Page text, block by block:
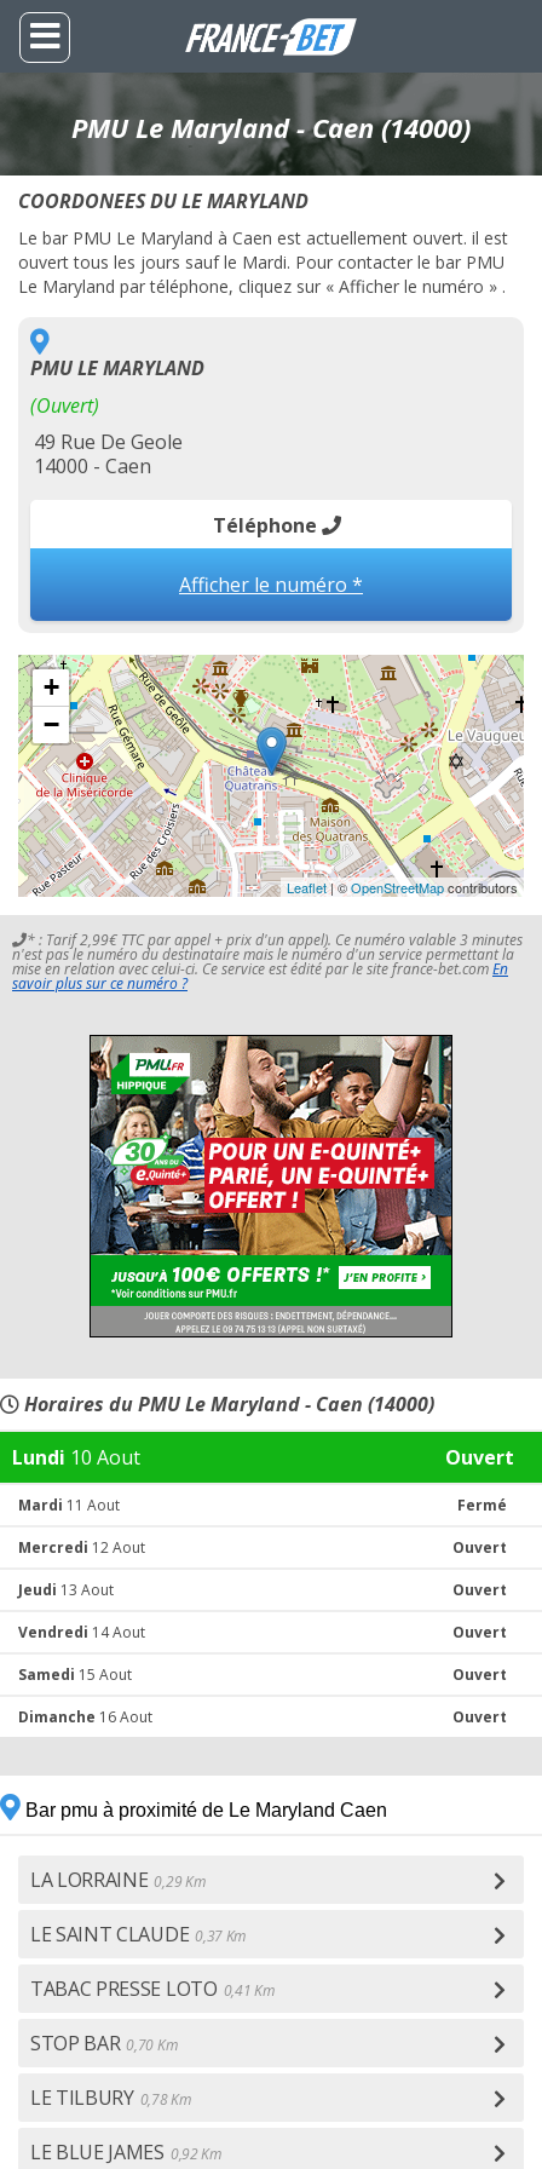
PMU Le Maryland - Caen (14000)
COORDONEES DU LE MARYLAND
Le bar PMU Le Maryland à Caen est actuellement ouvert. il est
ouvert tous les jours sauf le Mardi. Pour contacter le bar PMU
Le Maryland par téléphone, cliquez sur « Afficher le numéro » .
PMU LE MARYLAND
(Ouvert)
49 Rue De Geole
14000 - Caen
Téléphone
Afficher le numéro *
+
−
Leaflet| ©OpenStreetMapcontributors
* : Tarif 2,99€ TTC par appel + prix d'un appel). Ce numéro valable 3 minutes
n'est pas le numéro du destinataire mais le numéro d'un service permettant la
mise en relation avec celui-ci. Ce service est édité par le site france-bet.comEn
savoir plus sur ce numéro ?
Horaires du PMU Le Maryland - Caen (14000)
Lundi 10 Aout Ouvert
Mardi 11 Aout Fermé
Mercredi 12 Aout Ouvert
Jeudi 13 Aout Ouvert
Vendredi 14 Aout Ouvert
Samedi 15 Aout Ouvert
Dimanche 16 Aout Ouvert
Bar pmu à proximité de Le Maryland Caen
LA LORRAINE 0,29 Km
LE SAINT CLAUDE 0,37 Km
TABAC PRESSE LOTO 0,41 Km
STOP BAR 0,70 Km
LE TILBURY 0,78 Km
LE BLUE JAMES 0,92 Km